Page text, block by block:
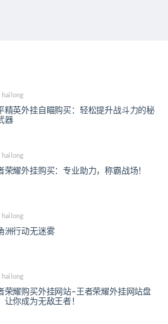
hailong
精英外挂自瞄购买：轻松提升战斗力的秘
器
hailong
荣耀外挂购买：专业助力，称霸战场！
hailong
洲行动无迷雾
hailong
荣耀购买外挂网站–王者荣耀外挂网站盘
让你成为无敌王者！